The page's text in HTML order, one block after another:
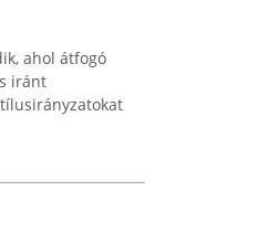
ahol átfogó
iránt